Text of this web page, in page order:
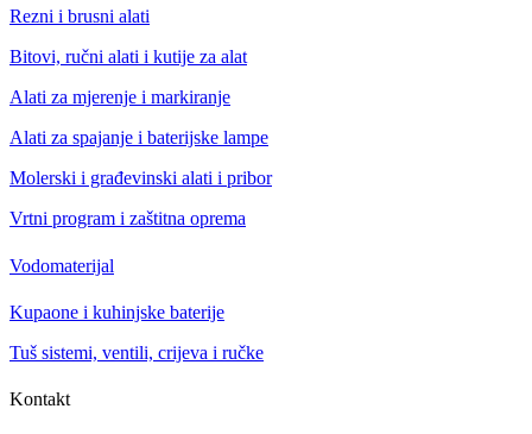
Rezni i brusni alati
Bitovi, ručni alati i kutije za alat
Alati za mjerenje i markiranje
Alati za spajanje i baterijske lampe
Molerski i građevinski alati i pribor
Vrtni program i zaštitna oprema
Vodomaterijal
Kupaone i kuhinjske baterije
Tuš sistemi, ventili, crijeva i ručke
Kontakt